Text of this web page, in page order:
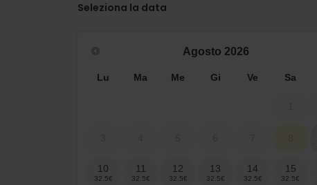
Seleziona la data
Agosto 2026
Lu Ma Me Gi Ve Sa
10 11 12 13 14 15